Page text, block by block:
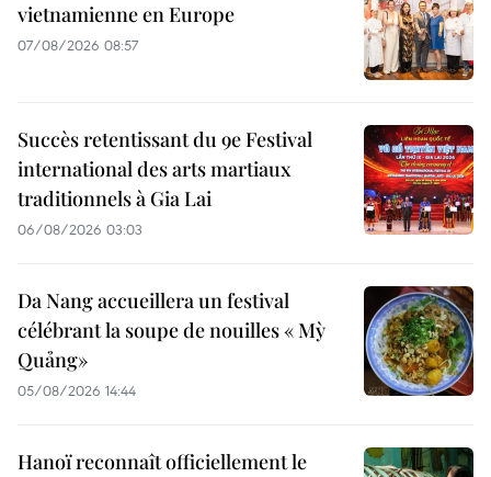
vietnamienne en Europe
07/08/2026 08:57
Succès retentissant du 9e Festival
international des arts martiaux
traditionnels à Gia Lai
06/08/2026 03:03
Da Nang accueillera un festival
célébrant la soupe de nouilles « Mỳ
Quảng»
05/08/2026 14:44
Hanoï reconnaît officiellement le